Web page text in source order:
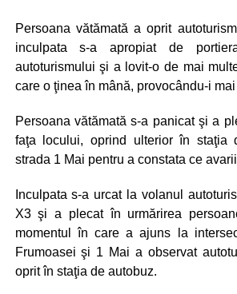
Persoana vătămată a oprit
inculpata s-a apropiat de
autoturismului şi a lovit-o de mai
care o ţinea în mână, provocându-i
Persoana vătămată s-a panicat şi a
faţa locului, oprind ulterior în staţia
strada 1 Mai pentru a constata ce
Inculpata s-a urcat la volanul
X3 şi a plecat în urmărirea
momentul în care a ajuns la
Frumoasei şi 1 Mai a observat
oprit în staţia de autobuz.